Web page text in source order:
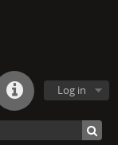
Log in